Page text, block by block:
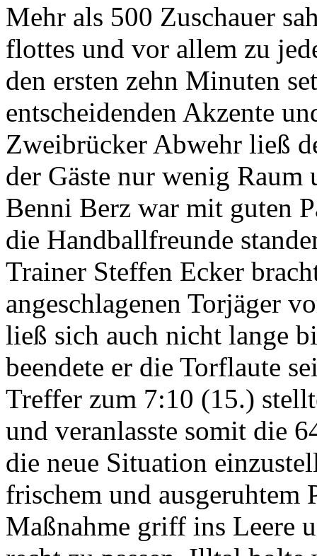
Mehr als 500 Zuschauer
flottes und vor allem zu
den ersten zehn Minuten
entscheidenden Akzente
Zweibrücker Abwehr ließ
der Gäste nur wenig
Benni Berz war mit guten
die Handballfreunde
Trainer Steffen Ecker
angeschlagenen Torjäger
ließ sich auch nicht lange
beendete er die Torflaute
Treffer zum 7:10 (15.)
und veranlasste somit die
die neue Situation
frischem und ausgeruhtem
Maßnahme griff ins Leere